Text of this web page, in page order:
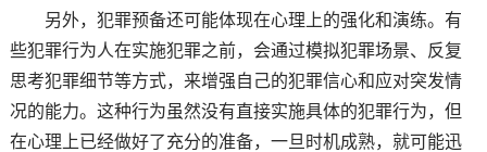
另外，犯罪预备还可能体现在心理上的强化和演练。有
些犯罪行为人在实施犯罪之前，会通过模拟犯罪场景、反复
思考犯罪细节等方式，来增强自己的犯罪信心和应对突发情
况的能力。这种行为虽然没有直接实施具体的犯罪行为，但
在心理上已经做好了充分的准备，一旦时机成熟，就可能迅